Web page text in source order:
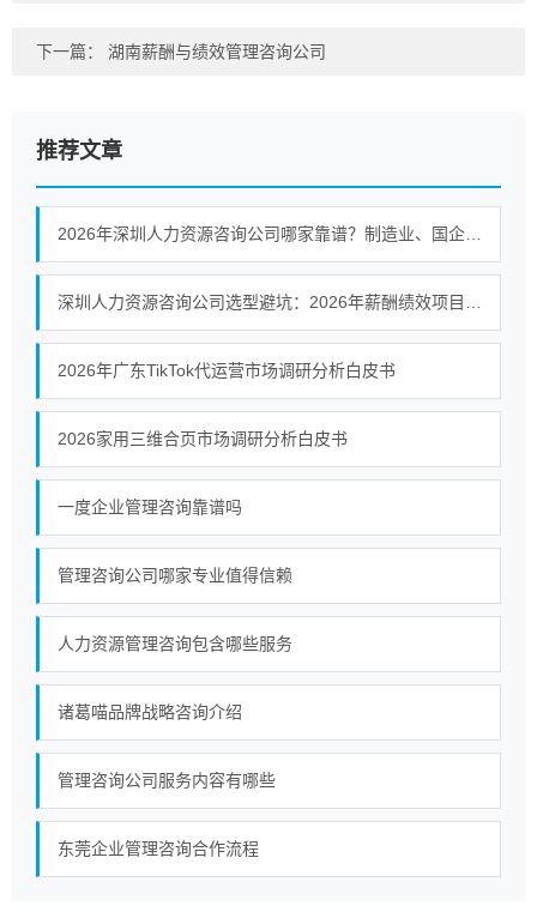
下一篇： 湖南薪酬与绩效管理咨询公司
推荐文章
2026年广东TikTok代运营市场调研分析白皮书
2026家用三维合页市场调研分析白皮书
一度企业管理咨询靠谱吗
管理咨询公司哪家专业值得信赖
人力资源管理咨询包含哪些服务
诸葛喵品牌战略咨询介绍
管理咨询公司服务内容有哪些
东莞企业管理咨询合作流程